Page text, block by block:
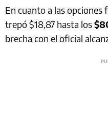
En cuanto a las opciones
trepó $18,87 hasta los
brecha con el oficial